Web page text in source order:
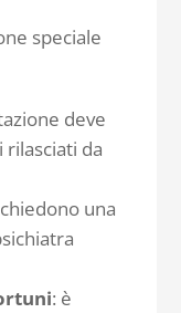
speciale
deve
da
una
: è